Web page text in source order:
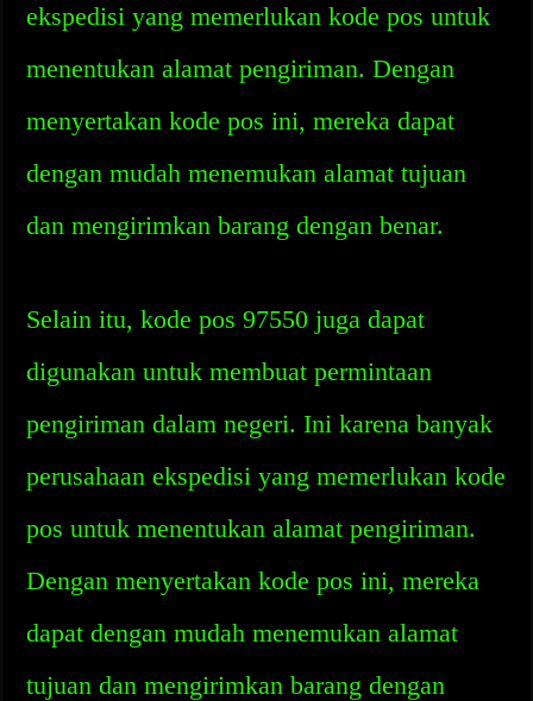
ekspedisi yang memerlukan kode pos untuk
menentukan alamat pengiriman. Dengan
menyertakan kode pos ini, mereka dapat
dengan mudah menemukan alamat tujuan
dan mengirimkan barang dengan benar.
Selain itu, kode pos 97550 juga dapat
digunakan untuk membuat permintaan
pengiriman dalam negeri. Ini karena banyak
perusahaan ekspedisi yang memerlukan kode
pos untuk menentukan alamat pengiriman.
Dengan menyertakan kode pos ini, mereka
dapat dengan mudah menemukan alamat
tujuan dan mengirimkan barang dengan